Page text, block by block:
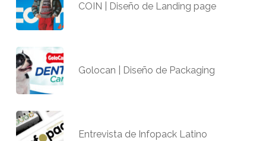
COIN | Diseño de Landing page
Golocan | Diseño de Packaging
Entrevista de Infopack Latino